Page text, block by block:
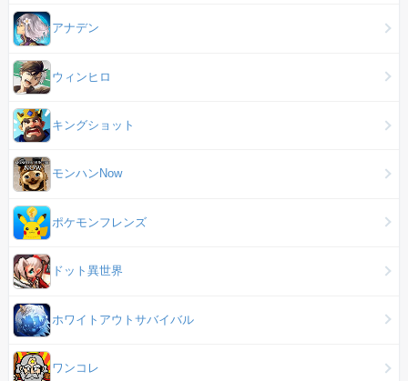
アナデン
ウィンヒロ
キングショット
モンハンNow
ポケモンフレンズ
ドット異世界
ホワイトアウトサバイバル
ワンコレ